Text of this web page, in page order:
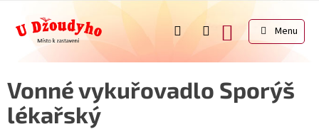
obsah
NÁKUPNÍ
KOŠÍK
Vonné vykuřovadlo Sporýš
lékařský